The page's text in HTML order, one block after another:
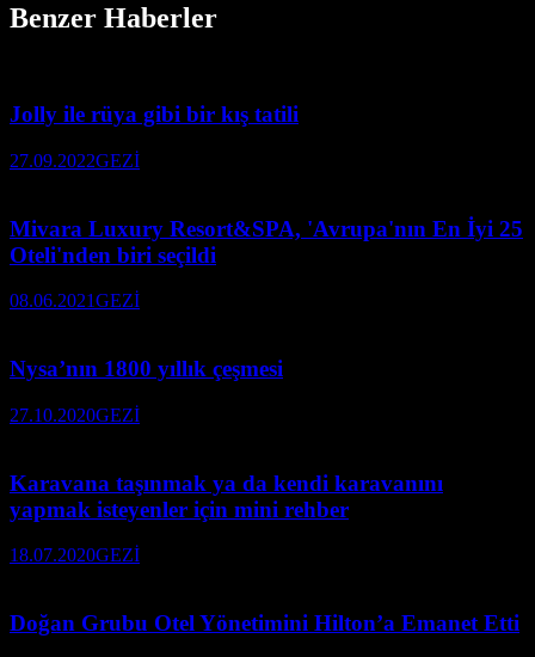
Benzer Haberler
Jolly ile rüya gibi bir kış tatili
27.09.2022GEZİ
Mivara Luxury Resort&SPA, 'Avrupa'nın En İyi 25
Oteli'nden biri seçildi
08.06.2021GEZİ
Nysa’nın 1800 yıllık çeşmesi
27.10.2020GEZİ
Karavana taşınmak ya da kendi karavanını
yapmak isteyenler için mini rehber
18.07.2020GEZİ
Doğan Grubu Otel Yönetimini Hilton’a Emanet Etti